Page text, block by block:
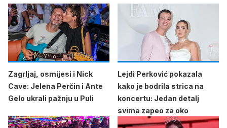
Zagrljaj, osmijesi i Nick
Cave: Jelena Perčin i Ante
Gelo ukrali pažnju u Puli
Lejdi Perković pokazala
kako je bodrila strica na
koncertu: Jedan detalj
svima zapeo za oko